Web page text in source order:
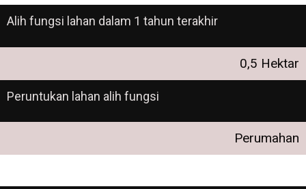
Alih fungsi lahan dalam 1 tahun terakhir
0,5 Hektar
Peruntukan lahan alih fungsi
Perumahan